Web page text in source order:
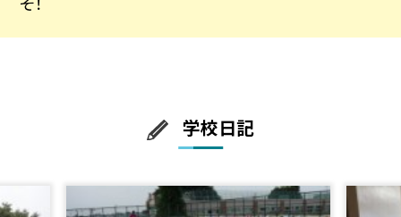
学校日記